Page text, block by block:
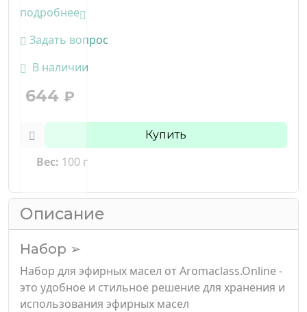
подробнее
Задать вопрос
В наличии
644 ₽
Купить
Вес: 100 г
Описание
Набор ➢
Набор для эфирных масел от Aromaclass.Online -
это удобное и стильное решение для хранения и
использования эфирных масел